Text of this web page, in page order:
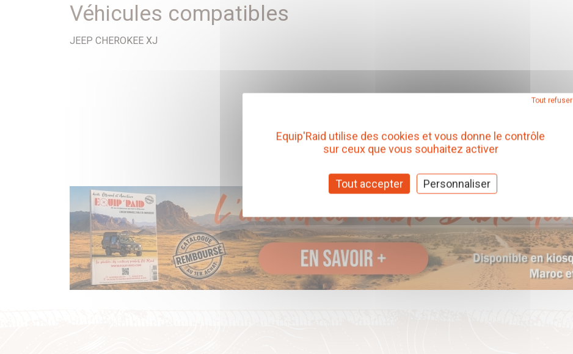
Véhicules compatibles
JEEP CHEROKEE XJ
Equip'Raid utilise des cookies et vous donne le contrôle
sur ceux que vous souhaitez activer
Tout accepter
Tout refuser
Personnaliser